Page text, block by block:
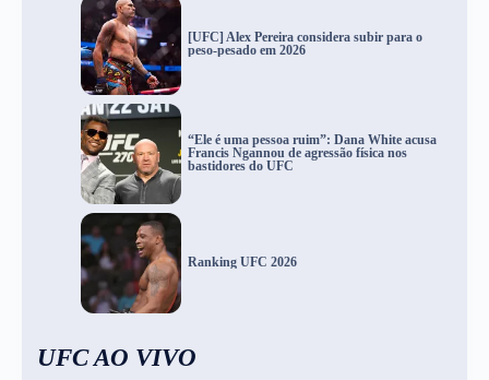
[UFC] Alex Pereira considera subir para o
peso-pesado em 2026
“Ele é uma pessoa ruim”: Dana White acusa
Francis Ngannou de agressão física nos
bastidores do UFC
Ranking UFC 2026
UFC AO VIVO